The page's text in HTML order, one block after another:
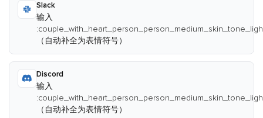
Slack
输入
（自动补全为表情符号）
Discord
输入
（自动补全为表情符号）